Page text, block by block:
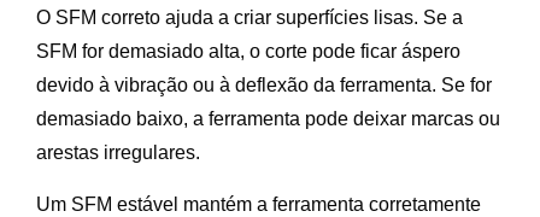
O SFM correto ajuda a criar superfícies lisas. Se a
SFM for demasiado alta, o corte pode ficar áspero
devido à vibração ou à deflexão da ferramenta. Se for
demasiado baixo, a ferramenta pode deixar marcas ou
arestas irregulares.
Um SFM estável mantém a ferramenta corretamente